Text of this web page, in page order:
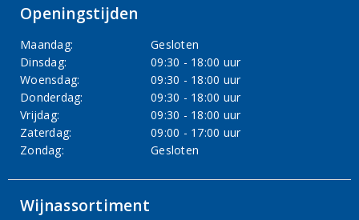
Openingstijden
Maandag:
Gesloten
Dinsdag:
09:30 - 18:00 uur
Woensdag:
09:30 - 18:00 uur
Donderdag:
09:30 - 18:00 uur
Vrijdag:
09:30 - 18:00 uur
Zaterdag:
09:00 - 17:00 uur
Zondag:
Gesloten
Wijnassortiment